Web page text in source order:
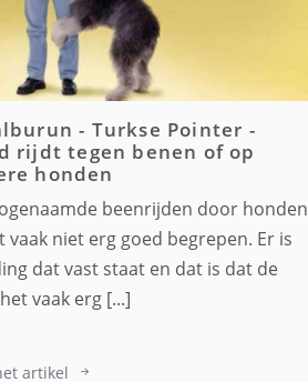
- Turkse Pointer -
rijdt tegen benen of op
honden
beenrijden door honden
vaak niet erg goed begrepen. Er is
dat vast staat en dat is dat de
vaak erg [...]
artikel